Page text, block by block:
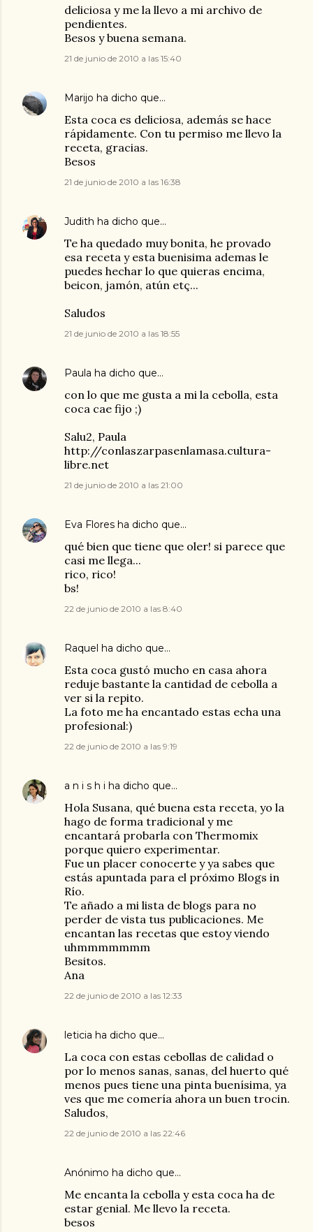
deliciosa y me la llevo a mi archivo de
pendientes.
Besos y buena semana.
21 de junio de 2010 a las 15:40
Marijo ha dicho que…
Esta coca es deliciosa, además se hace
rápidamente. Con tu permiso me llevo la
receta, gracias.
Besos
21 de junio de 2010 a las 16:38
Judith ha dicho que…
Te ha quedado muy bonita, he provado
esa receta y esta buenisima ademas le
puedes hechar lo que quieras encima,
beicon, jamón, atún etç...
Saludos
21 de junio de 2010 a las 18:55
Paula ha dicho que…
con lo que me gusta a mi la cebolla, esta
coca cae fijo ;)
Salu2, Paula
http://conlaszarpasenlamasa.cultura-
libre.net
21 de junio de 2010 a las 21:00
Eva Flores ha dicho que…
qué bien que tiene que oler! si parece que
casi me llega...
rico, rico!
bs!
22 de junio de 2010 a las 8:40
Raquel ha dicho que…
Esta coca gustó mucho en casa ahora
reduje bastante la cantidad de cebolla a
ver si la repito.
La foto me ha encantado estas echa una
profesional:)
22 de junio de 2010 a las 9:19
a n i s h i ha dicho que…
Hola Susana, qué buena esta receta, yo la
hago de forma tradicional y me
encantará probarla con Thermomix
porque quiero experimentar.
Fue un placer conocerte y ya sabes que
estás apuntada para el próximo Blogs in
Río.
Te añado a mi lista de blogs para no
perder de vista tus publicaciones. Me
encantan las recetas que estoy viendo
uhmmmmmmm
Besitos.
Ana
22 de junio de 2010 a las 12:33
leticia ha dicho que…
La coca con estas cebollas de calidad o
por lo menos sanas, sanas, del huerto qué
menos pues tiene una pinta buenísima, ya
ves que me comería ahora un buen trocin.
Saludos,
22 de junio de 2010 a las 22:46
Anónimo ha dicho que…
Me encanta la cebolla y esta coca ha de
estar genial. Me llevo la receta.
besos